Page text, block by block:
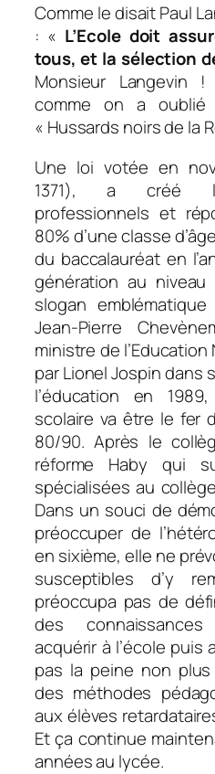
Comme le disait Paul
: « L’Ecole doit
tous, et la sélection
Monsieur Langevin
comme on a
« Hussards noirs de la
Une loi votée en
1371), a créé
professionnels et
80% d’une classe
du baccalauréat en
génération au
slogan
Jean-Pierre
ministre de
par Lionel Jospin dans
l’éducation en
scolaire va être le fer
80/90. Après le
réforme Haby qui
spécialisées au
Dans un souci de
préoccuper de
en sixième, elle ne
susceptibles d’y
préoccupa pas de
des
acquérir à l’école puis
pas la peine non
des méthodes
aux élèves
Et ça continue
années au lycée.